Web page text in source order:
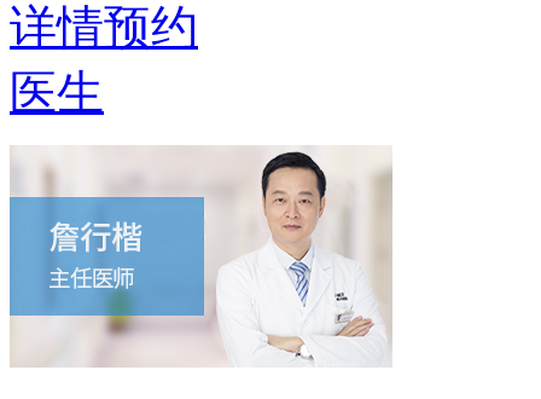
详情预约
医生